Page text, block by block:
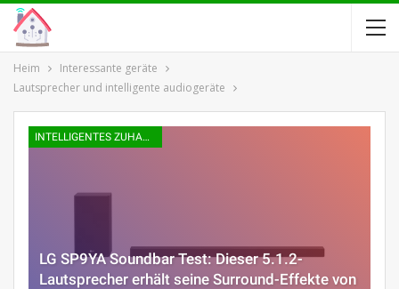
Heim
Interessante geräte
Lautsprecher und intelligente audiogeräte
INTELLIGENTES ZUHAUSE
LG SP9YA Soundbar Test: Dieser 5.1.2-
Lautsprecher erhält seine Surround-Effekte von